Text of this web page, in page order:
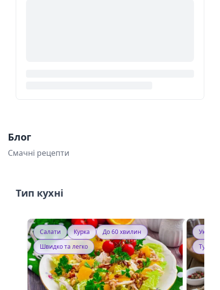
Блог
Смачні рецепти
Тип кухні
Салати Курка
До 60 хвилин
Швидко та легко